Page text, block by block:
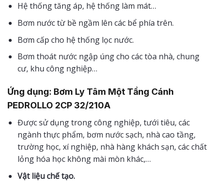
Hệ thống tăng áp, hệ thống làm mát…
Bơm nước từ bề ngầm lên các bể phía trên.
Bơm cấp cho hệ thống lọc nước.
Bơm thoát nước ngập úng cho các tòa nhà, chung
cư, khu công nghiệp…
Ứng dụng: Bơm Ly Tâm Một Tầng Cánh
PEDROLLO 2CP 32/210A
Được sử dụng trong công nghiệp, tưới tiêu, các
ngành thực phẩm, bơm nước sạch, nhà cao tầng,
trường học, xí nghiệp, nhà hàng khách sạn, các chất
lỏng hóa học không mài mòn khác,…
Vật liệu chế tạo.